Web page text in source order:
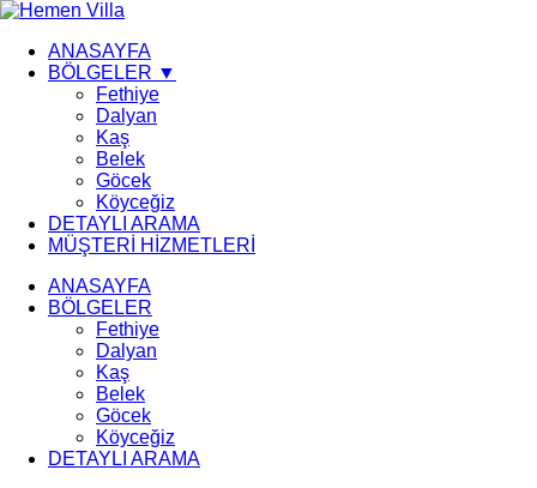
ANASAYFA
BÖLGELER ▼
Fethiye
Dalyan
Kaş
Belek
Göcek
Köyceğiz
DETAYLI ARAMA
MÜŞTERİ HİZMETLERİ
ANASAYFA
BÖLGELER
Fethiye
Dalyan
Kaş
Belek
Göcek
Köyceğiz
DETAYLI ARAMA